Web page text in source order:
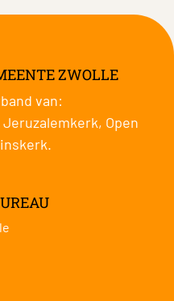
ZWOLLE
van:
Jeruzalemkerk, Open
.